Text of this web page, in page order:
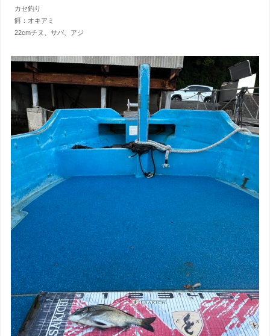
カセ釣り
餌：オキアミ
22cmチヌ、サバ、アジ